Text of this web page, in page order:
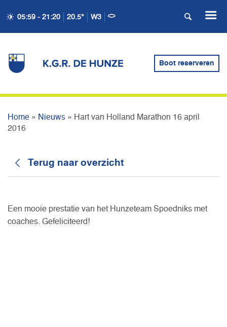
05:59 - 21:20 20.5° W3
Boot reserveren
HART VAN HOLLAND
Home » Nieuws » Hart van Holland Marathon 16 april
2016
Terug naar overzicht
Een mooie prestatie van het Hunzeteam Spoedniks met
coaches. Gefeliciteerd!